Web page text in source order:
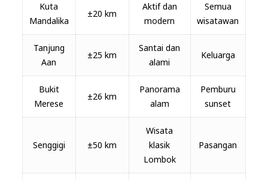
Kuta
Mandalika
±20 km
Aktif dan
modern
Semua
wisatawan
Tanjung
Aan
±25 km
Santai dan
alami
Keluarga
Bukit
Merese
±26 km
Panorama
alam
Pemburu
sunset
Senggigi ±50 km
Wisata
klasik
Lombok
Pasangan